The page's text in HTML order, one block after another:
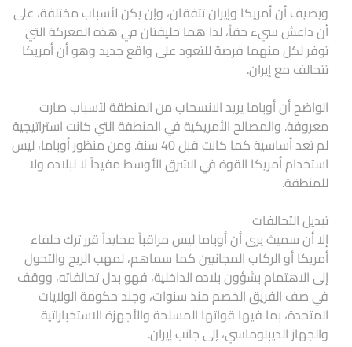
ويضيف أن أمريكا وإيران تتفقان، وإن يكن لأسباب مختلفة، على
أن داعش سيء حقاً، لذا هما حليفتان في هذه المعركة التي
توفر لكل منهما فرصة للتعود على واقع جديد وهو أن أمريكا
تتحالف مع إيران.
الواضح أن أوباما يريد الانسحاب من المنطقة لأسباب صارت
معروفة. والمصالح الأمريكية في المنطقة التي كانت استراتيجية
لم تعد أساسية كما كانت قبل 40 سنة. ومن منظور أوباما، ليس
استخدام أمريكا القوة في الشرق الأوسط مفيداً لا لبلاده ولا
للمنطقة.
تبديل التحالفات
إلا أن سميث يرى أن أوباما ليس مراقباً محايداً قرر ترك حلفاء
أمريكا أو الركاب المجانيين كما سماهم، لمهب الريح والتحول
إلى الاهتمام بشؤون بلاده الداخلية، فهو بدل تحالفاته، ووقف
في صف الفريق الخصم منذ سنوات، وجند حكومة الولايات
المتحدة، بما فيها قواتها المسلحة والأجهزة الاستخباراتية
والجهاز الديبلوماسي، إلى جانب إيران.